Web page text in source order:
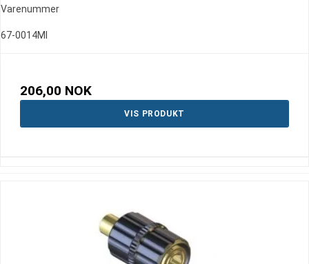
Varenummer
67-0014MI
206,00 NOK
VIS PRODUKT